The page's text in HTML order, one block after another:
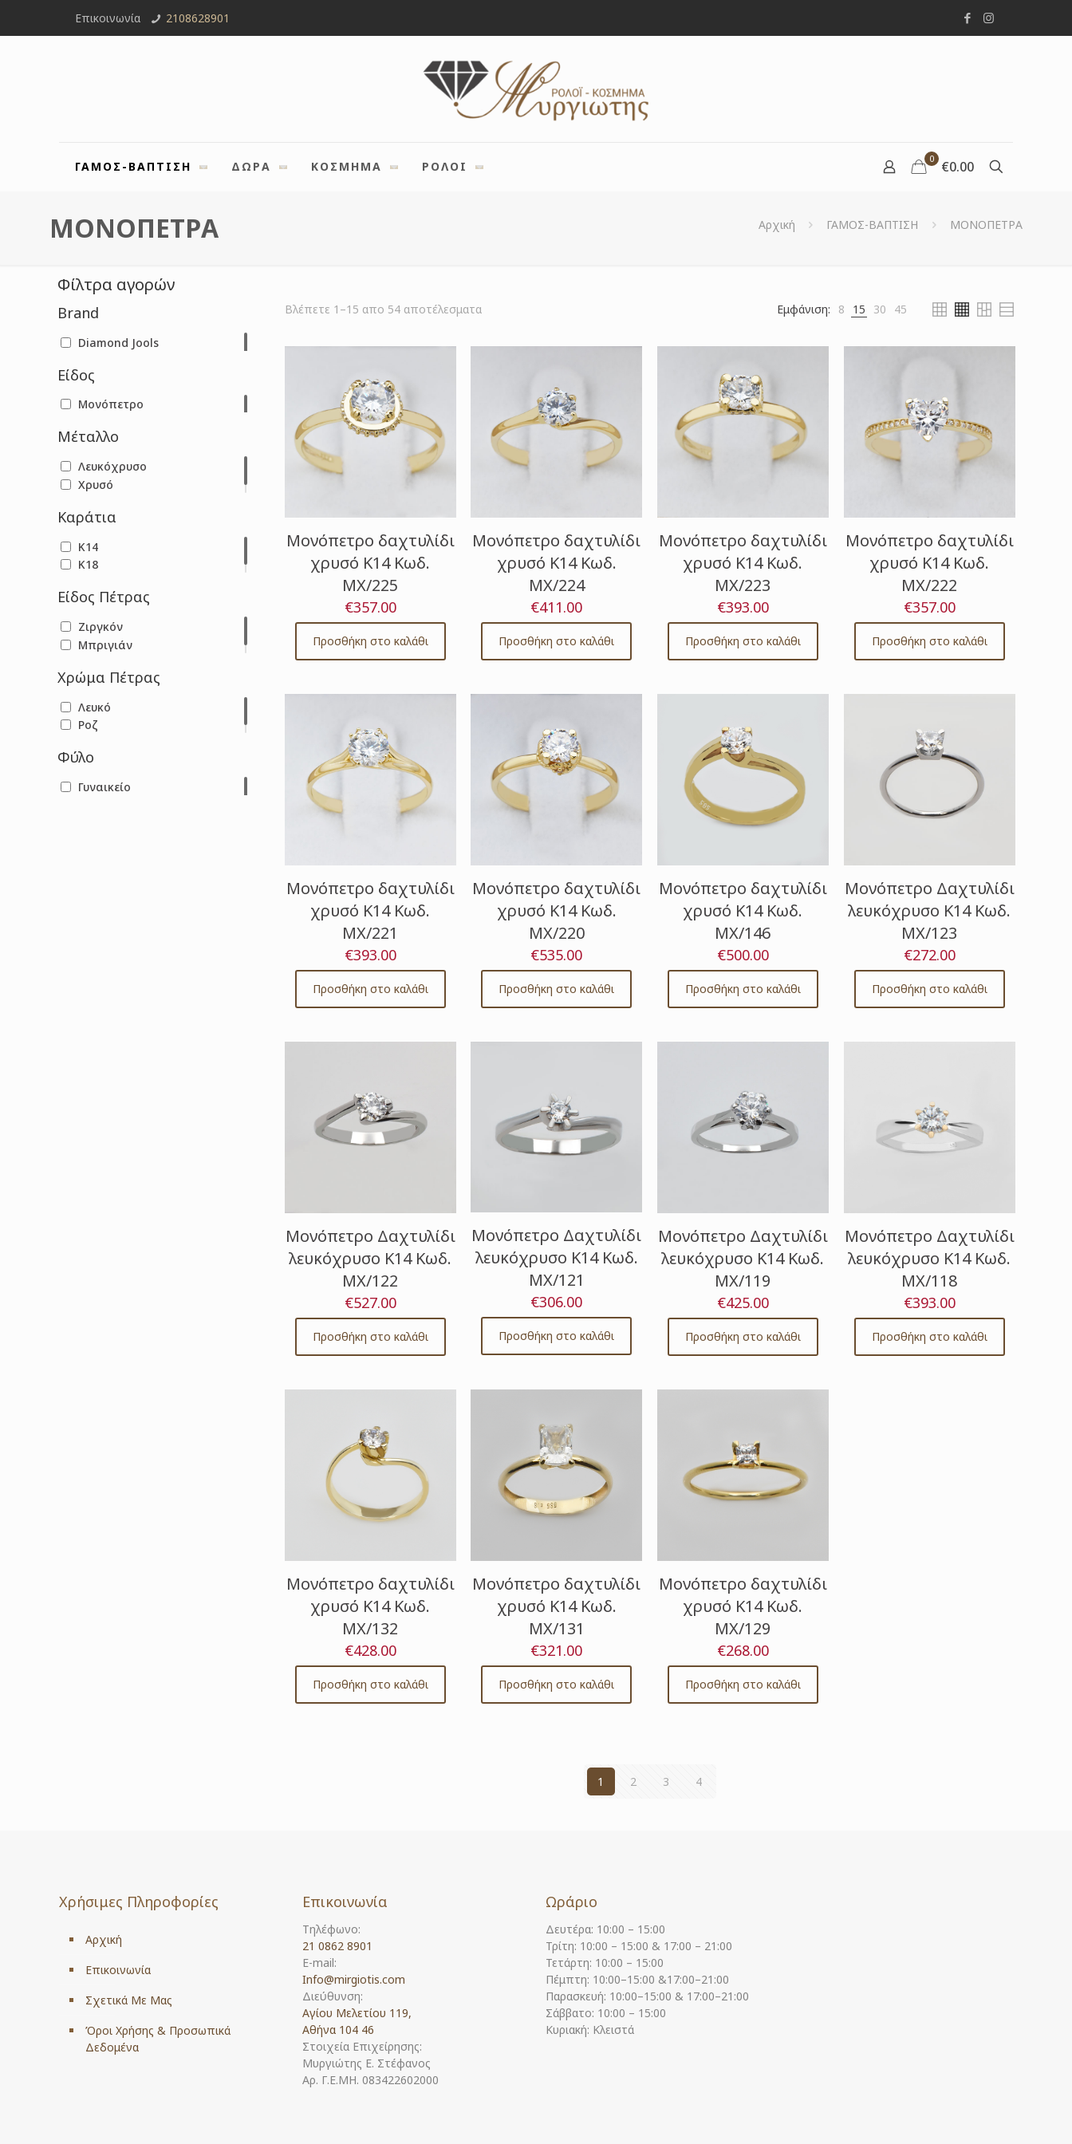
Επικοινωνία 2108628901
ΓΑΜΟΣ-ΒΑΠΤΙΣΗ ΔΩΡΑ ΚΟΣΜΗΜΑ ΡΟΛΟΙ
0 €0.00
ΜΟΝΟΠΕΤΡΑ Αρχική ΓΑΜΟΣ-ΒΑΠΤΙΣΗ ΜΟΝΟΠΕΤΡΑ
Βλέπετε 1–15 απο 54 αποτέλεσματαSorted
Εμφάνιση: 8 15 30 45
Μονόπετρο δαχτυλίδι
χρυσό Κ14 Κωδ.
ΜΧ/225
€357.00
Προσθήκη στο καλάθι
Μονόπετρο δαχτυλίδι
χρυσό Κ14 Κωδ.
ΜΧ/224
€411.00
Προσθήκη στο καλάθι
Μονόπετρο δαχτυλίδι
χρυσό Κ14 Κωδ.
ΜΧ/223
€393.00
Προσθήκη στο καλάθι
Μονόπετρο δαχτυλίδι
χρυσό Κ14 Κωδ.
ΜΧ/222
€357.00
Προσθήκη στο καλάθι
Μονόπετρο δαχτυλίδι
χρυσό Κ14 Κωδ.
ΜΧ/221
€393.00
Προσθήκη στο καλάθι
Μονόπετρο δαχτυλίδι
χρυσό Κ14 Κωδ.
ΜΧ/220
€535.00
Προσθήκη στο καλάθι
Μονόπετρο δαχτυλίδι
χρυσό Κ14 Κωδ.
ΜΧ/146
€500.00
Προσθήκη στο καλάθι
Μονόπετρο Δαχτυλίδι
λευκόχρυσο Κ14 Κωδ.
ΜΧ/123
€272.00
Προσθήκη στο καλάθι
Μονόπετρο Δαχτυλίδι
λευκόχρυσο Κ14 Κωδ.
ΜΧ/122
€527.00
Προσθήκη στο καλάθι
Μονόπετρο Δαχτυλίδι
λευκόχρυσο Κ14 Κωδ.
ΜΧ/121
€306.00
Προσθήκη στο καλάθι
Μονόπετρο Δαχτυλίδι
λευκόχρυσο Κ14 Κωδ.
ΜΧ/119
€425.00
Προσθήκη στο καλάθι
Μονόπετρο Δαχτυλίδι
λευκόχρυσο Κ14 Κωδ.
ΜΧ/118
€393.00
Προσθήκη στο καλάθι
Μονόπετρο δαχτυλίδι
χρυσό Κ14 Κωδ.
ΜΧ/132
€428.00
Προσθήκη στο καλάθι
Μονόπετρο δαχτυλίδι
χρυσό Κ14 Κωδ.
ΜΧ/131
€321.00
Προσθήκη στο καλάθι
Μονόπετρο δαχτυλίδι
χρυσό Κ14 Κωδ.
ΜΧ/129
€268.00
Προσθήκη στο καλάθι
1 2 3 4
Φίλτρα αγορών
Brand
Diamond Jools
Είδος
Μονόπετρο
Μέταλλο
Λευκόχρυσο
Χρυσό
Καράτια
Κ14
Κ18
Είδος Πέτρας
Ζιργκόν
Μπριγιάν
Χρώμα Πέτρας
Λευκό
Ροζ
Φύλο
Γυναικείο
Χρήσιμες Πληροφορίες
Αρχική
Επικοινωνία
Σχετικά Με Μας
Όροι Χρήσης & Προσωπικά
Δεδομένα
Επικοινωνία
Τηλέφωνο:
21 0862 8901
E-mail:
Info@mirgiotis.com
Διεύθυνση:
Αγίου Μελετίου 119,
Αθήνα 104 46
Στοιχεία Επιχείρησης:
Μυργιώτης Ε. Στέφανος
Αρ. Γ.Ε.ΜΗ. 083422602000
Ωράριο
Δευτέρα: 10:00 – 15:00
Τρίτη: 10:00 – 15:00 & 17:00 – 21:00
Τετάρτη: 10:00 – 15:00
Πέμπτη: 10:00–15:00 &17:00–21:00
Παρασκευή: 10:00–15:00 & 17:00–21:00
Σάββατο: 10:00 – 15:00
Κυριακή: Κλειστά